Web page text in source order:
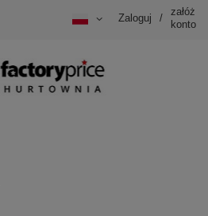
Zaloguj /
załóż
konto